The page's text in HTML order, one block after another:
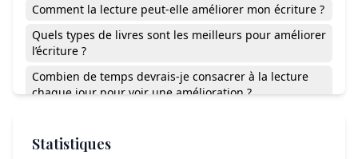
Comment la lecture peut-elle améliorer mon écriture ?
Quels types de livres sont les meilleurs pour améliorer
l’écriture ?
Combien de temps devrais-je consacrer à la lecture
chaque jour pour voir une amélioration ?
Statistiques